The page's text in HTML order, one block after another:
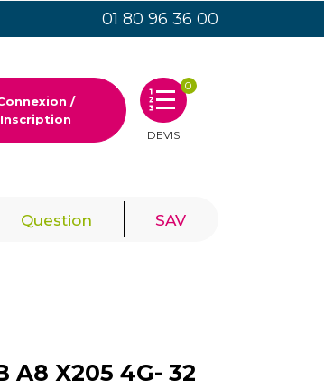
01 80 96 36 00
/
Inscription
0
DEVIS
Question SAV
A8 X205 4G- 32